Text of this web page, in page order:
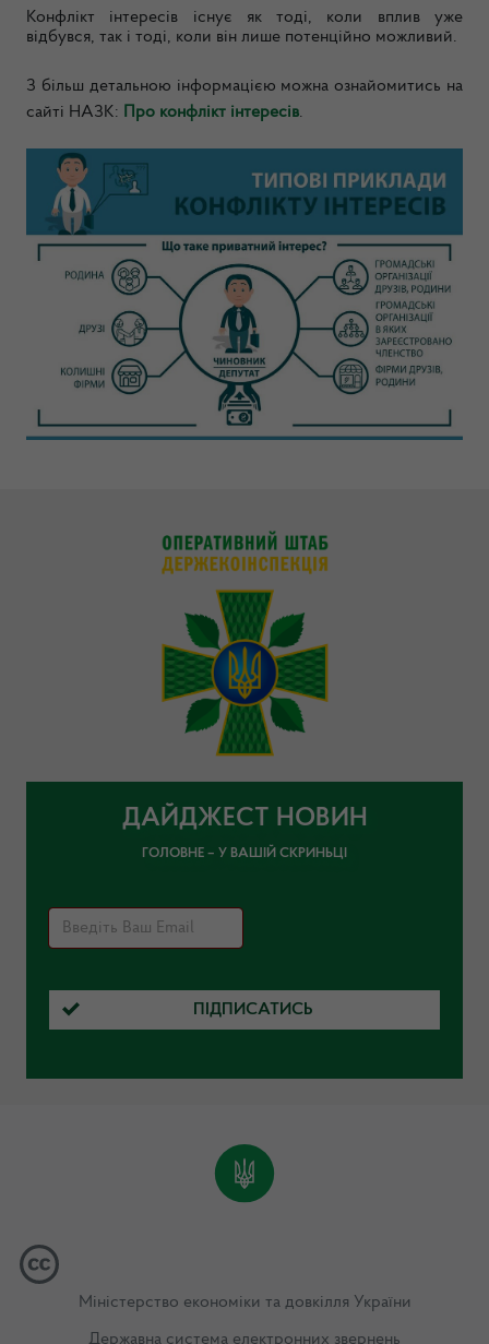
Конфлікт інтересів існує як тоді, коли вплив уже
відбувся, так і тоді, коли він лише потенційно можливий.
З більш детальною інформацією можна ознайомитись на
сайті НАЗК:
Про конфлікт інтересів.
ДАЙДЖЕСТ НОВИН
ГОЛОВНЕ – У ВАШІЙ СКРИНЬЦІ
ПІДПИСАТИСЬ
Міністерство економіки та довкілля України
Державна система електронних звернень